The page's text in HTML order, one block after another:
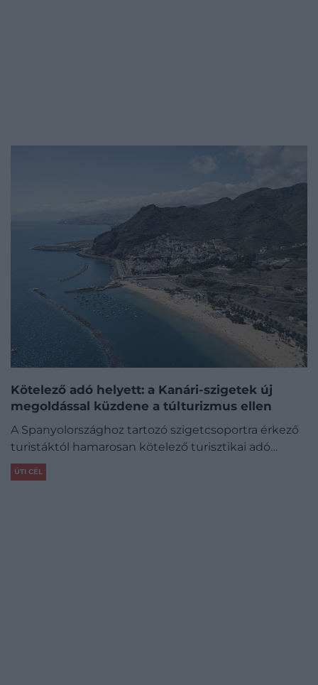
Kötelező adó helyett: a Kanári-szigetek új
megoldással küzdene a túlturizmus ellen
A Spanyolországhoz tartozó szigetcsoportra érkező
turistáktól hamarosan kötelező turisztikai adó…
ÚTI CÉL